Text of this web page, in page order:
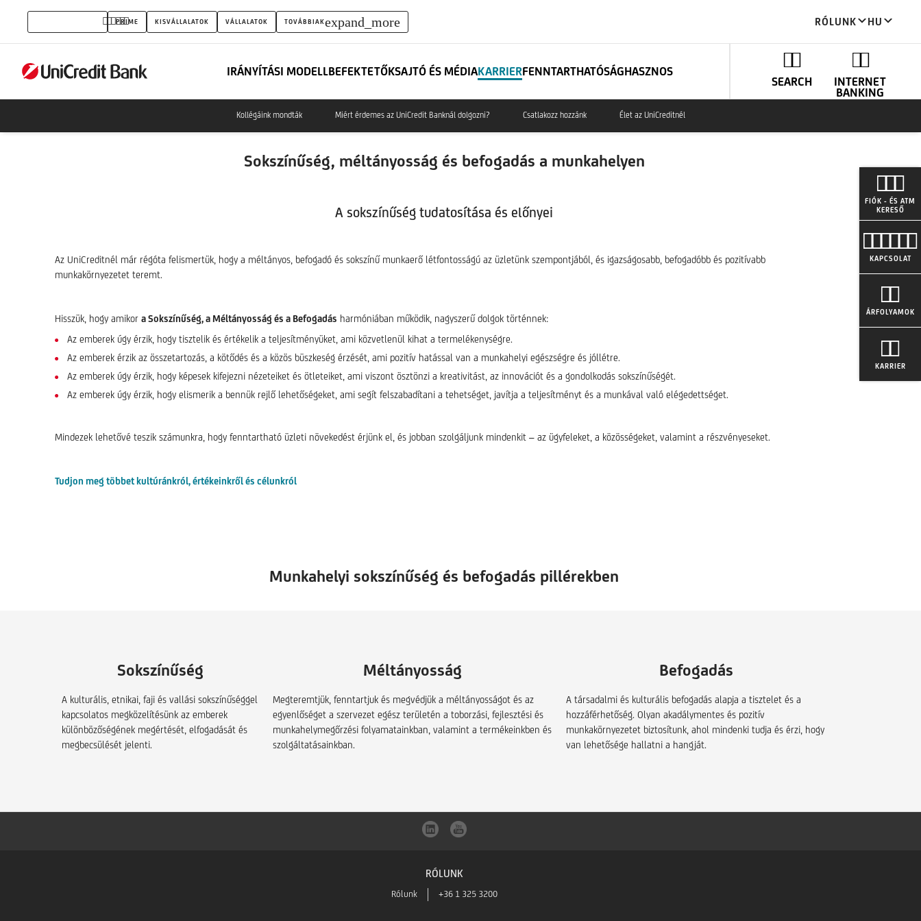
Sokszínűség,
Méltányosság
és
Befogadás
PRIME KISVÁLLALATOK VÁLLALATOK TOVÁBBIAKexpand_more RÓLUNK HU
IRÁNYÍTÁSI MODELLBEFEKTETŐKSAJTÓ ÉS MÉDIAKARRIERFENNTARTHATÓSÁGHASZNOS
SEARCH
INTERNET
BANKING
Kollégáink mondták Miért érdemes az UniCredit Banknál dolgozni? Csatlakozz hozzánk Élet az UniCreditnél
FIÓK - ÉS ATM
KERESŐ
KAPCSOLAT
ÁRFOLYAMOK
KARRIER
Sokszínűség, méltányosság és befogadás a munkahelyen
A sokszínűség tudatosítása és előnyei
Az UniCreditnél már régóta felismertük, hogy a méltányos, befogadó és sokszínű munkaerő létfontosságú az üzletünk szempontjából, és igazságosabb, befogadóbb és pozitívabb
munkakörnyezetet teremt.
Hisszük, hogy amikor a Sokszínűség, a Méltányosság és a Befogadás harmóniában működik, nagyszerű dolgok történnek:
Az emberek úgy érzik, hogy tisztelik és értékelik a teljesítményüket, ami közvetlenül kihat a termelékenységre.
Az emberek érzik az összetartozás, a kötődés és a közös büszkeség érzését, ami pozitív hatással van a munkahelyi egészségre és jóllétre.
Az emberek úgy érzik, hogy képesek kifejezni nézeteiket és ötleteiket, ami viszont ösztönzi a kreativitást, az innovációt és a gondolkodás sokszínűségét.
Az emberek úgy érzik, hogy elismerik a bennük rejlő lehetőségeket, ami segít felszabadítani a tehetséget, javítja a teljesítményt és a munkával való elégedettséget.
Mindezek lehetővé teszik számunkra, hogy fenntartható üzleti növekedést érjünk el, és jobban szolgáljunk mindenkit – az ügyfeleket, a közösségeket, valamint a részvényeseket.
Tudjon meg többet kultúránkról, értékeinkről és célunkról
Munkahelyi sokszínűség és befogadás pillérekben
Sokszínűség Méltányosság Befogadás
A kulturális, etnikai, faji és vallási sokszínűséggel
kapcsolatos megközelítésünk az emberek
különbözőségének megértését, elfogadását és
megbecsülését jelenti.
Megteremtjük, fenntartjuk és megvédjük a méltányosságot és az
egyenlőséget a szervezet egész területén a toborzási, fejlesztési és
munkahelymegőrzési folyamatainkban, valamint a termékeinkben és
szolgáltatásainkban.
A társadalmi és kulturális befogadás alapja a tisztelet és a
hozzáférhetőség. Olyan akadálymentes és pozitív
munkakörnyezetet biztosítunk, ahol mindenki tudja és érzi, hogy
van lehetősége hallatni a hangját.
RÓLUNK
Rólunk +36 1 325 3200